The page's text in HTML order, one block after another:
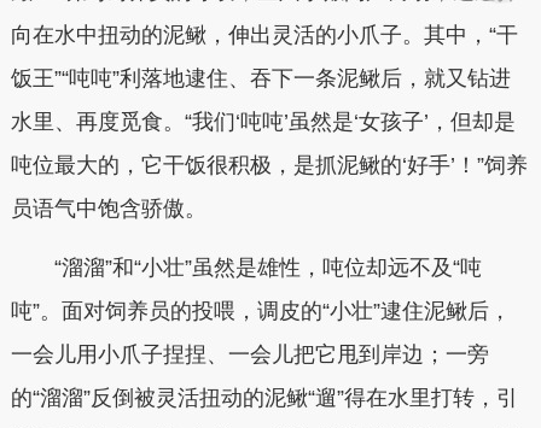
向在水中扭动的泥鳅，伸出灵活的小爪子。其中，“干
饭王”“吨吨”利落地逮住、吞下一条泥鳅后，就又钻进
水里、再度觅食。“我们‘吨吨’虽然是‘女孩子’，但却是
吨位最大的，它干饭很积极，是抓泥鳅的‘好手’！”饲养
员语气中饱含骄傲。
“溜溜”和“小壮”虽然是雄性，吨位却远不及“吨
吨”。面对饲养员的投喂，调皮的“小壮”逮住泥鳅后，
一会儿用小爪子捏捏、一会儿把它甩到岸边；一旁
的“溜溜”反倒被灵活扭动的泥鳅“遛”得在水里打转，引